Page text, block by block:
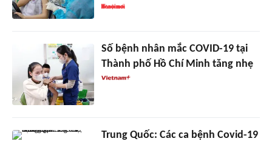
Số bệnh nhân mắc COVID-19 tại
Thành phố Hồ Chí Minh tăng nhẹ
Trung Quốc: Các ca bệnh Covid-19